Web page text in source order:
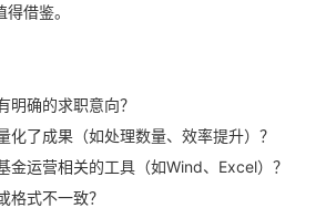
借鉴。
明确的求职意向？
化了成果（如处理数量、效率提升）？
金运营相关的工具（如Wind、Excel）？
格式不一致？